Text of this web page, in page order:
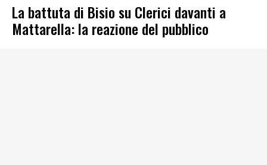
La battuta di Bisio su Clerici davanti a
Mattarella: la reazione del pubblico